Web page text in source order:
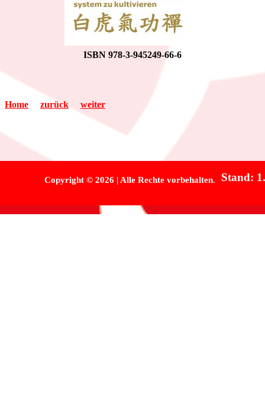
ISBN 978-3-945249-66-6
Home zurück weiter
Copyright © 2026 | Alle Rechte vorbehalten. Stand: 1